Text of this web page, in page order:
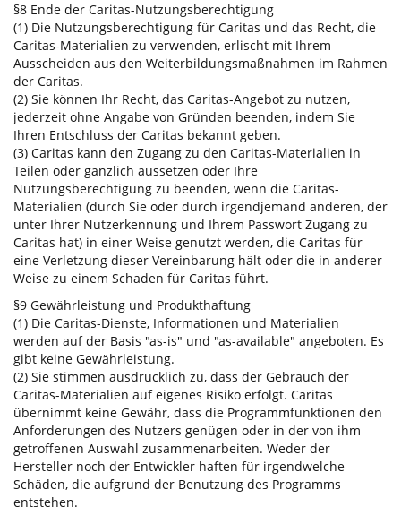
§8 Ende der Caritas-Nutzungsberechtigung
(1) Die Nutzungsberechtigung für Caritas und das Recht, die
Caritas-Materialien zu verwenden, erlischt mit Ihrem
Ausscheiden aus den Weiterbildungsmaßnahmen im Rahmen
der Caritas.
(2) Sie können Ihr Recht, das Caritas-Angebot zu nutzen,
jederzeit ohne Angabe von Gründen beenden, indem Sie
Ihren Entschluss der Caritas bekannt geben.
(3) Caritas kann den Zugang zu den Caritas-Materialien in
Teilen oder gänzlich aussetzen oder Ihre
Nutzungsberechtigung zu beenden, wenn die Caritas-
Materialien (durch Sie oder durch irgendjemand anderen, der
unter Ihrer Nutzerkennung und Ihrem Passwort Zugang zu
Caritas hat) in einer Weise genutzt werden, die Caritas für
eine Verletzung dieser Vereinbarung hält oder die in anderer
Weise zu einem Schaden für Caritas führt.
§9 Gewährleistung und Produkthaftung
(1) Die Caritas-Dienste, Informationen und Materialien
werden auf der Basis "as-is" und "as-available" angeboten. Es
gibt keine Gewährleistung.
(2) Sie stimmen ausdrücklich zu, dass der Gebrauch der
Caritas-Materialien auf eigenes Risiko erfolgt. Caritas
übernimmt keine Gewähr, dass die Programmfunktionen den
Anforderungen des Nutzers genügen oder in der von ihm
getroffenen Auswahl zusammenarbeiten. Weder der
Hersteller noch der Entwickler haften für irgendwelche
Schäden, die aufgrund der Benutzung des Programms
entstehen.